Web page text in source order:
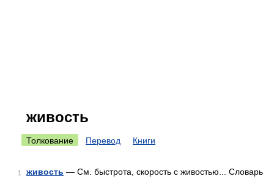
живость
Толкование Перевод Книги
1 живость — См. быстрота, скорость с живостью... Словарь